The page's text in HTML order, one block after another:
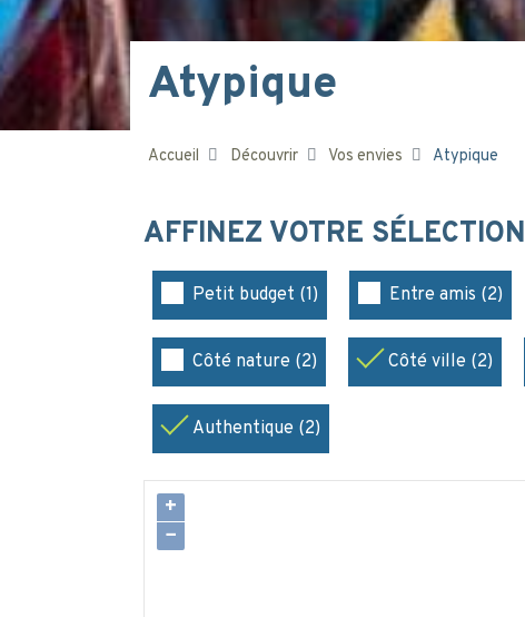
Atypique
Accueil Découvrir Vos envies Atypique
AFFINEZ VOTRE SÉLECTION
Petit budget (1) Entre amis (2)
Côté nature (2) Côté ville (2)
Authentique (2)
+
−